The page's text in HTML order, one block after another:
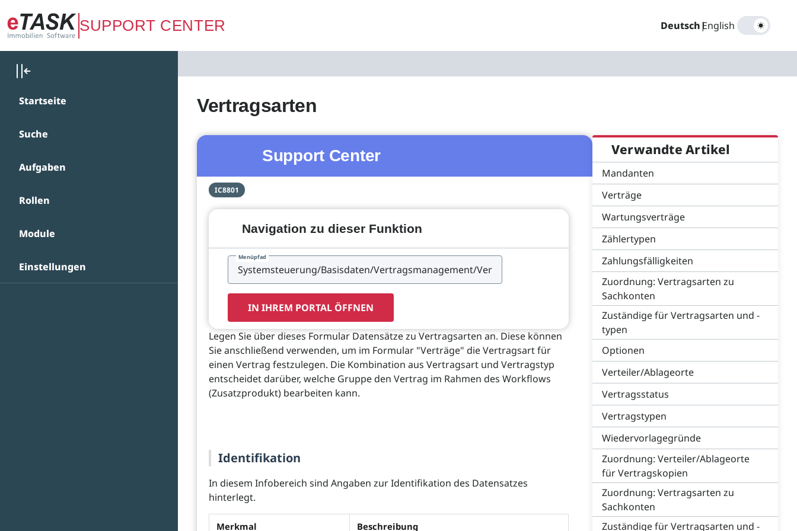
Zum Hauptinhalt springen
SUPPORT CENTER Deutsch|
English
Startseite
Suche
Aufgaben
Rollen
Module
Einstellungen
Vertragsarten
Support Center
IC8801
Navigation zu dieser Funktion
Menüpfad
IN IHREM PORTAL ÖFFNEN
Legen Sie über dieses Formular Datensätze zu Vertragsarten an. Diese können
Sie anschließend verwenden, um im Formular "Verträge" die Vertragsart für
einen Vertrag festzulegen. Die Kombination aus Vertragsart und Vertragstyp
entscheidet darüber, welche Gruppe den Vertrag im Rahmen des Workflows
(Zusatzprodukt) bearbeiten kann.
Identifikation
In diesem Infobereich sind Angaben zur Identifikation des Datensatzes
hinterlegt.
Merkmal Beschreibung
Verwandte Artikel
Mandanten
Verträge
Wartungsverträge
Zählertypen
Zahlungsfälligkeiten
Zuordnung: Vertragsarten zu
Sachkonten
Zuständige für Vertragsarten und -
typen
Optionen
Verteiler/Ablageorte
Vertragsstatus
Vertragstypen
Wiedervorlagegründe
Zuordnung: Verteiler/Ablageorte
für Vertragskopien
Zuordnung: Vertragsarten zu
Sachkonten
Zuständige für Vertragsarten und -